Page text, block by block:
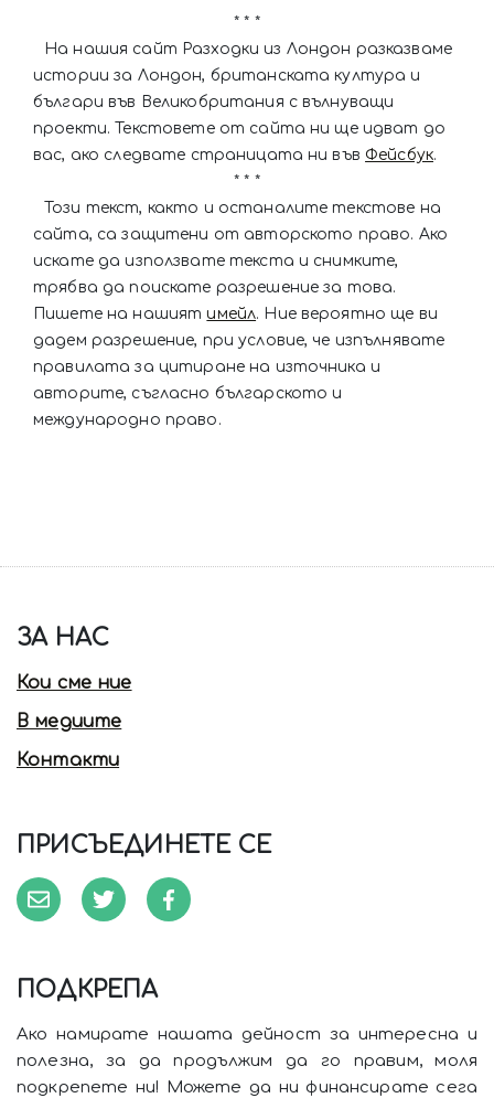
* * *
На нашия сайт Разходки из Лондон разказваме
истории за Лондон, британската култура и
българи във Великобритания с вълнуващи
проекти. Текстовете от сайта ни ще идват до
вас, ако следвате страницата ни във Фейсбук.
* * *
Този текст, както и останалите текстове на
сайта, са защитени от авторското право. Ако
искате да използвате текста и снимките,
трябва да поискате разрешение за това.
Пишете на нашиятимейл. Ние вероятно ще ви
дадем разрешение, при условие, че изпълнявате
правилата за цитиране на източника и
авторите, съгласно българското и
международно право.
ЗА НАС
Кои сме ние
В медиите
Контакти
ПРИСЪЕДИНЕТЕ СЕ
ПОДКРЕПА
Ако намирате нашата дейност за интересна и
полезна, за да продължим да го правим, моля
подкрепете ни! Можете да ни финансирате сега